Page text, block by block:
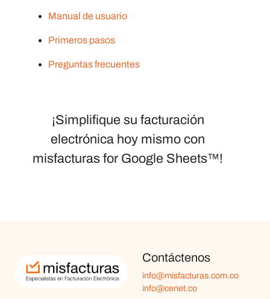
Manual de usuario
Primeros pasos
Preguntas frecuentes
¡Simplifique su facturación
electrónica hoy mismo con
misfacturas for Google Sheets™!
Contáctenos
info@misfacturas.com.co
info@cenet.co